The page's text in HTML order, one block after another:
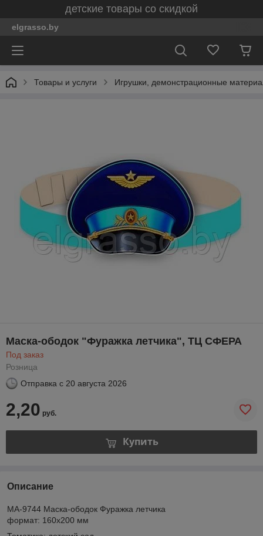
детские товары со скидкой
elgrasso.by
Товары и услуги Игрушки, демонстрационные
Маска-ободок "Фуражка летчика", ТЦ СФЕРА
Под заказ
Розница
Отправка с 20 августа 2026
2,20 руб.
Купить
Описание
МА-9744 Маска-ободок Фуражка летчика
формат: 160х200 мм